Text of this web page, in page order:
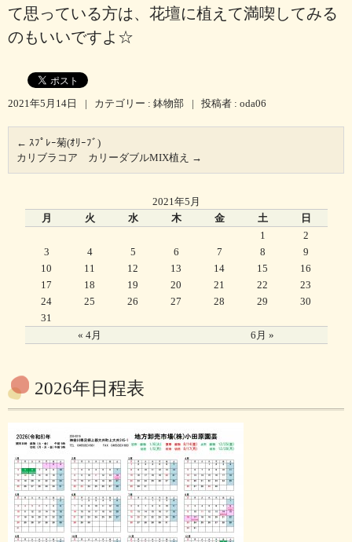
て思っている方は、花壇に植えて満喫してみる
のもいいですよ☆
2021年5月14日 | カテゴリー : 鉢物部 | 投稿者 : oda06
← ｽﾌﾟﾚｰ菊(ｵﾘｰﾌﾞ)
カリブラコア カリーダブルMIX植え →
2021年5月
月
火 水 木 金 土 日
« 4月 6月 »
1
2
3
4 5 6 7 8
9
10
11 12 13 14 15
16
17
18 19 20 21 22
23
24
25 26 27 28 29
30
31
2026年日程表